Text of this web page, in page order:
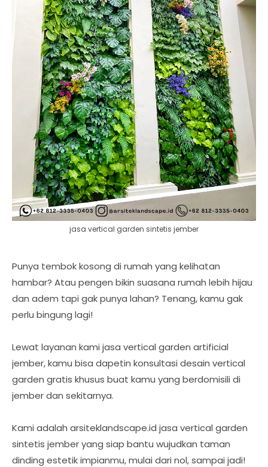
jasa vertical garden sintetis jember
Punya tembok kosong di rumah yang kelihatan
hambar? Atau pengen bikin suasana rumah lebih hijau
dan adem tapi gak punya lahan? Tenang, kamu gak
perlu bingung lagi!
Lewat layanan kami jasa vertical garden artificial
jember, kamu bisa dapetin konsultasi desain vertical
garden gratis khusus buat kamu yang berdomisili di
jember dan sekitarnya.
Kami adalah arsiteklandscape.id jasa vertical garden
sintetis jember yang siap bantu wujudkan taman
dinding estetik impianmu, mulai dari nol, sampai jadi!